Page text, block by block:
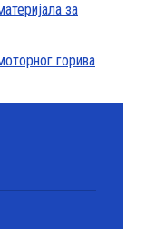
за
горива